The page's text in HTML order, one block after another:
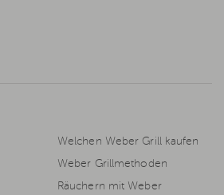
Welchen Weber Grill kaufen
Weber Grillmethoden
Räuchern mit Weber